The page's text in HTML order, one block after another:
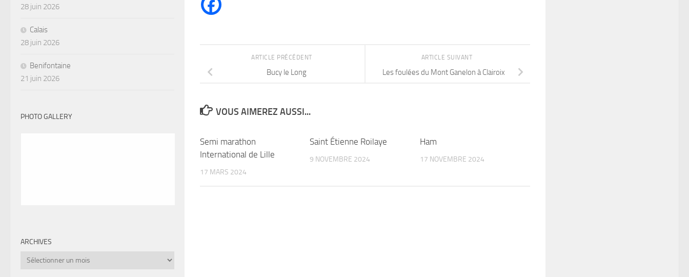
ARTICLE SUIVANT
Les foulées du Mont Ganelon à Clairoix
ARTICLE PRÉCÉDENT
Bucy le Long
VOUS AIMEREZ AUSSI...
Semi marathon
International de Lille
17 MARS 2024
Saint Étienne Roilaye
9 NOVEMBRE 2024
Ham
17 NOVEMBRE 2024
28 juin 2026
Calais
28 juin 2026
Benifontaine
21 juin 2026
PHOTO GALLERY
ARCHIVES
Archives